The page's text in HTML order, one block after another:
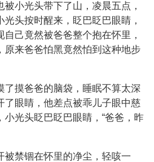
小光头带下了山，凌晨五点，
头按时醒来，眨巴眨巴眼睛，
己竟然被爸爸整个抱在怀里，
原来爸爸怕黑竟然怕到这种地步
了摸爸爸的脑袋，睡眠不算太深
了眼睛，他差点被乖儿子眼中慈
光头眨巴眨巴眼睛，“爸爸，昨
被禁锢在怀里的净尘，轻咳一